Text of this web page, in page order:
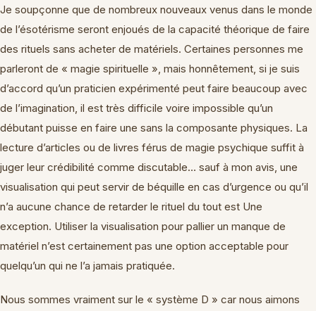
Je soupçonne que de nombreux nouveaux venus dans le monde
de l’ésotérisme seront enjoués de la capacité théorique de faire
des rituels sans acheter de matériels. Certaines personnes me
parleront de « magie spirituelle », mais honnêtement, si je suis
d’accord qu’un praticien expérimenté peut faire beaucoup avec
de l’imagination, il est très difficile voire impossible qu’un
débutant puisse en faire une sans la composante physiques. La
lecture d’articles ou de livres férus de magie psychique suffit à
juger leur crédibilité comme discutable… sauf à mon avis, une
visualisation qui peut servir de béquille en cas d’urgence ou qu’il
n’a aucune chance de retarder le rituel du tout est Une
exception. Utiliser la visualisation pour pallier un manque de
matériel n’est certainement pas une option acceptable pour
quelqu’un qui ne l’a jamais pratiquée.
Nous sommes vraiment sur le « système D » car nous aimons